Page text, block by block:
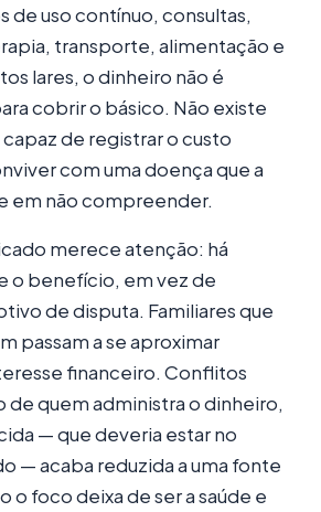
uso contínuo, consultas,
transporte, alimentação e
lares, o dinheiro não é
cobrir o básico. Não existe
de registrar o custo
com uma doença que a
em não compreender.
merece atenção: há
o benefício, em vez de
de disputa. Familiares que
passam a se aproximar
financeiro. Conflitos
de quem administra o dinheiro,
— que deveria estar no
— acaba reduzida a uma fonte
o foco deixa de ser a saúde e